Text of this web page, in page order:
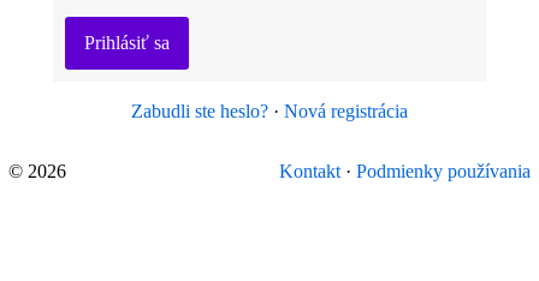
Prihlásiť sa
Zabudli ste heslo?· Nová registrácia
© 2026 Kontakt· Podmienky používania